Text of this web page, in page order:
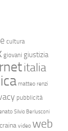
cultura
giovani giustizia
italia
matteo renzi
pubblicità
Silvio Berlusconi
video web